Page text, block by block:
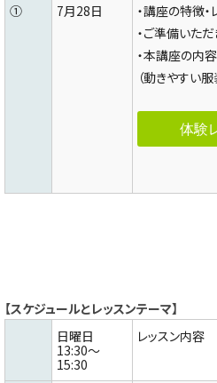
① 7月28日
・講座の特徴
・ご準備いた
・本講座の内
（動きやすい
体験
【スケジュールとレッスンテーマ】
日曜日
13:30～
15:30
レッスン内容